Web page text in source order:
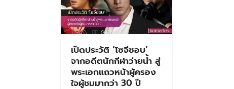
เปิดประวัติ ‘โซจีซอบ’
จากอดีตนักกีฬาว่ายน้ำ สู่
พระเอกแถวหน้าผู้ครอง
ใจผู้ชมมากว่า 30 ปี